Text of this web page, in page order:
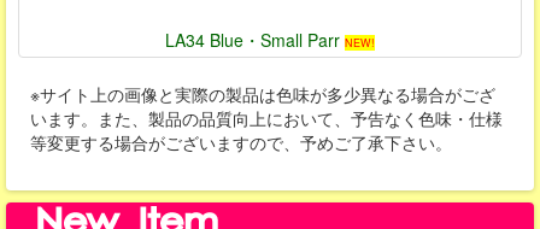
LA34 Blue・Small Parr NEW!
※サイト上の画像と実際の製品は色味が多少異なる場合がござ
います。また、製品の品質向上において、予告なく色味・仕様
等変更する場合がございますので、予めご了承下さい。